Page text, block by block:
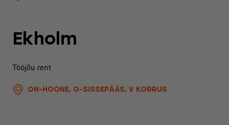
Ekholm
Tööjõu rent
ON-HOONE, O-SISSEPÄÄS, V KORRUS